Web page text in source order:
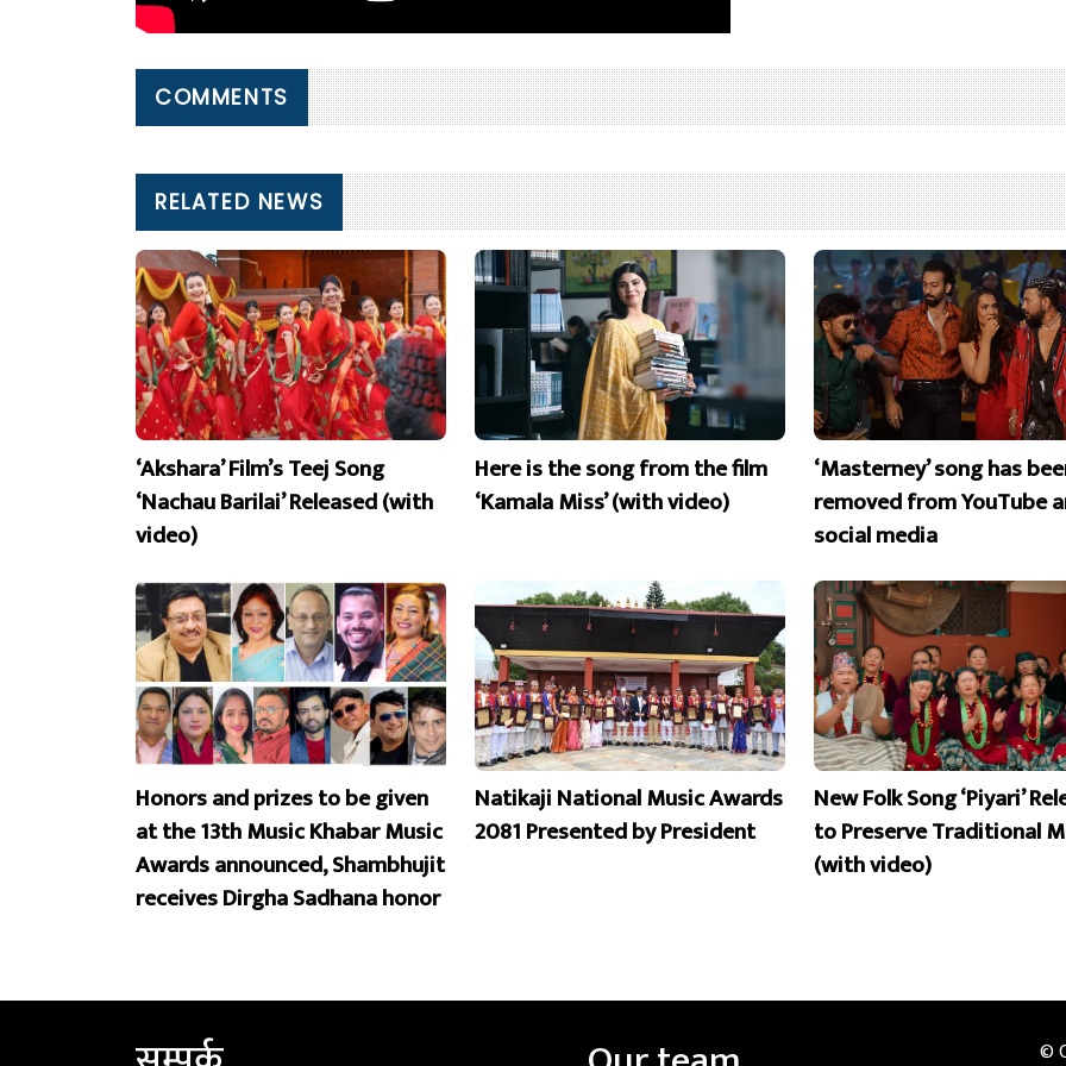
COMMENTS
RELATED NEWS
‘Akshara’ Film’s Teej Song
‘Nachau Barilai’ Released (with
video)
Here is the song from the film
‘Kamala Miss’ (with video)
‘Masterney’ song has
removed from YouTube
social media
Honors and prizes to be given
at the 13th Music Khabar Music
Awards announced, Shambhujit
receives Dirgha Sadhana honor
Natikaji National Music Awards
2081 Presented by President
New Folk Song ‘Piyari’
to Preserve Traditional
(with video)
©